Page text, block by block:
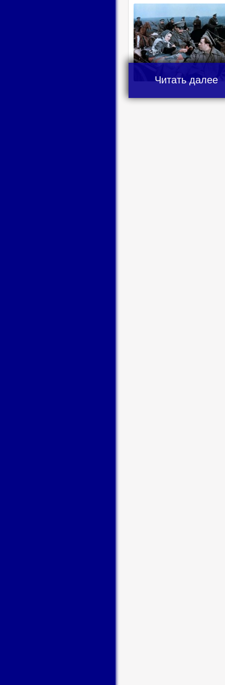
Читать далее